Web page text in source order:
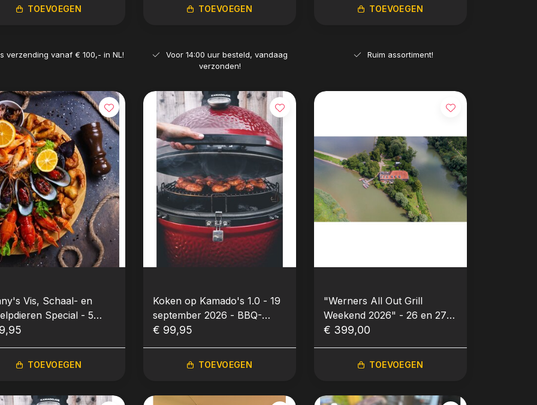
TOEVOEGEN TOEVOEGEN TOEVOEGEN
verzending vanaf € 100,- in NL!
Voor 14:00 uur besteld, vandaag
verzonden!
Ruim assortiment!
Vis, Schaal- en
Special - 5
2026 - BBQ-
TOEVOEGEN
Koken op Kamado's 1.0 - 19
september 2026 - BBQ-
Workshop
€ 99,95
TOEVOEGEN
"Werners All Out Grill
Weekend 2026" - 26 en 27
september 2026 - BBQ-
€ 399,00
TOEVOEGEN